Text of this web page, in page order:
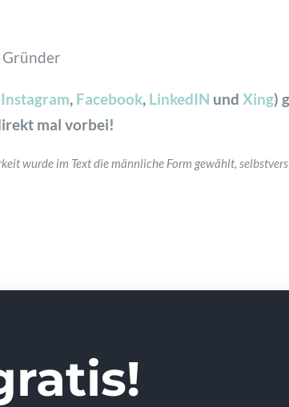
Instagram, Facebook, LinkedIN und Xing)
mal vorbei!
wurde im Text die männliche Form gewählt,